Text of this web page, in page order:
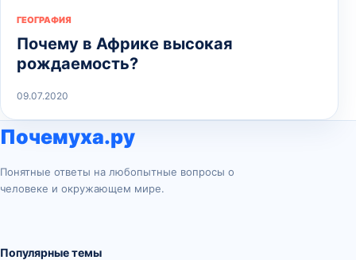
ГЕОГРАФИЯ
Почему в Африке высокая
рождаемость?
09.07.2020
Почемуха.ру
Понятные ответы на любопытные вопросы о
человеке и окружающем мире.
Популярные темы